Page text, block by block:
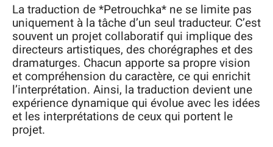
La traduction de *Petrouchka* ne se limite pas
uniquement à la tâche d’un seul traducteur. C’est
souvent un projet collaboratif qui implique des
directeurs artistiques, des chorégraphes et des
dramaturges. Chacun apporte sa propre vision
et compréhension du caractère, ce qui enrichit
l’interprétation. Ainsi, la traduction devient une
expérience dynamique qui évolue avec les idées
et les interprétations de ceux qui portent le
projet.